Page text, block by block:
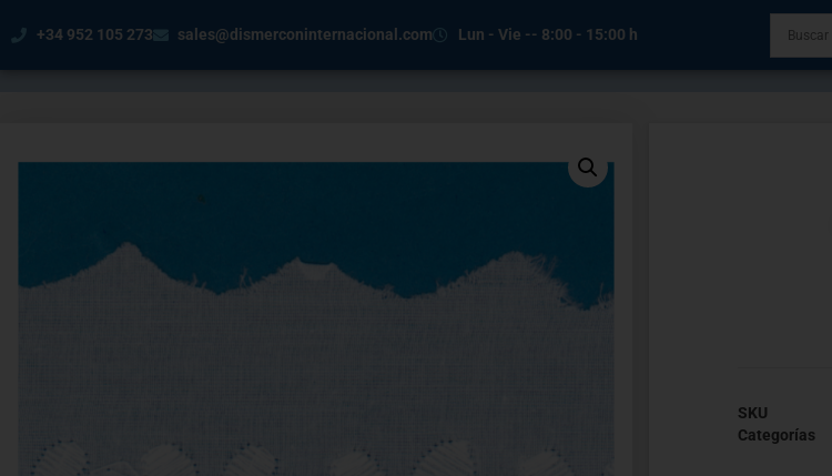
+34 952 105 273 sales@dismerconinternacional.com Lun - Vie -- 8:00 - 15:00 h
SKU
Categorías